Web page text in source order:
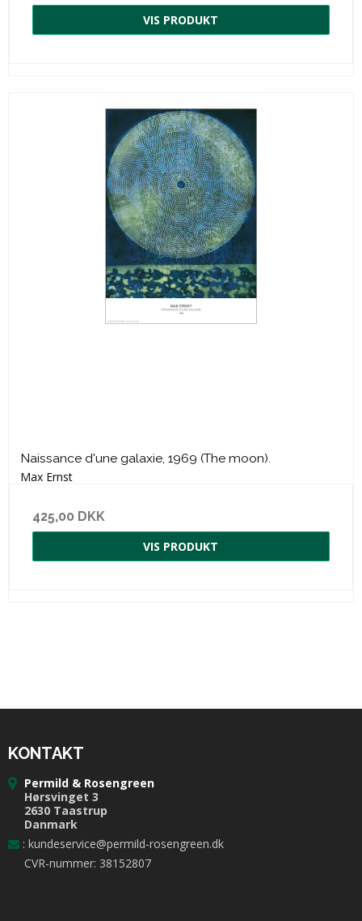
VIS PRODUKT
Naissance d'une galaxie, 1969 (The moon).
Max Ernst
425,00 DKK
VIS PRODUKT
KONTAKT
Permild & Rosengreen
Hørsvinget 3
2630 Taastrup
Danmark
: kundeservice@permild-rosengreen.dk
CVR-nummer: 38152807